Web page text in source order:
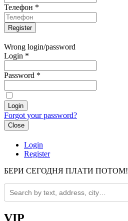
Телефон *
Wrong login/password
Login *
Password *
Forgot your password?
Close
Login
Register
БЕРИ СЕГОДНЯ ПЛАТИ ПОТОМ!
VIP